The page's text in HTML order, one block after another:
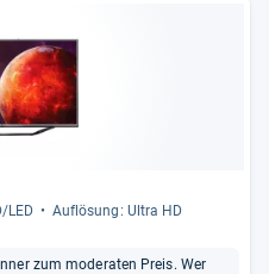
LED Auf­lö­sung: Ultra HD
zum moderaten Preis. Wer